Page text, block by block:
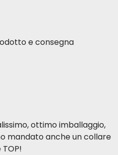
e consegna
ottimo imballaggio,
mandato anche un collare